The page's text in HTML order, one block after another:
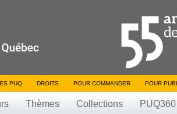
PUQ DROITS POUR COMMANDER POUR
Thèmes Collections PUQ360